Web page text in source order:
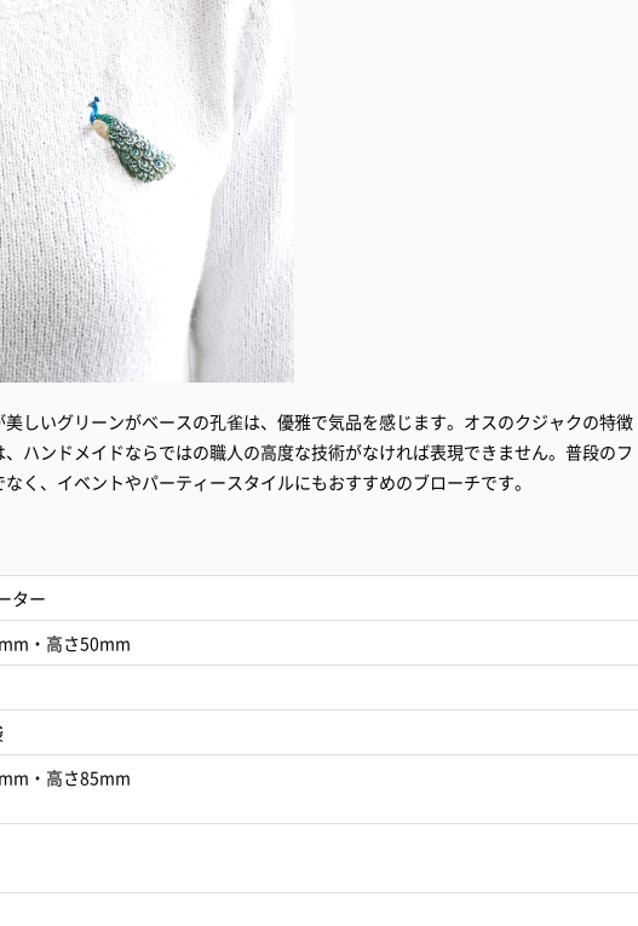
しいグリーンがベースの孔雀は、優雅で気品を感じます。オスのクジャクの特徴
ハンドメイドならではの職人の高度な技術がなければ表現できません。普段のフ
く、イベントやパーティースタイルにもおすすめのブローチです。
ター
・高さ50mm
・高さ85mm